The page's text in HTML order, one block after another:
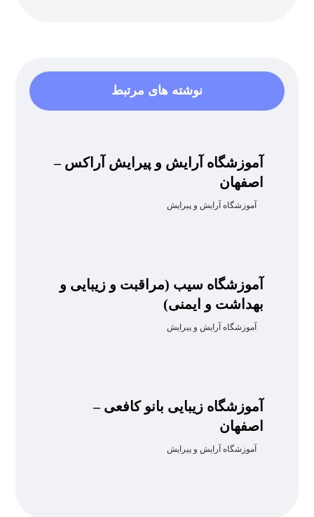
نوشته های مرتبط
آموزشگاه آرایش و پیرایش آراکس –
اصفهان
آموزشگاه آرایش و پیرایش
آموزشگاه سیب (مراقبت و زیبایی و
بهداشت و ایمنی)
آموزشگاه آرایش و پیرایش
آموزشگاه زیبایی بانو کافعی –
اصفهان
آموزشگاه آرایش و پیرایش